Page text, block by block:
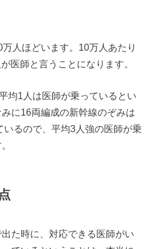
人ほどいます。10万人あたり
医師と言うことになります。
均1人は医師が乗っているとい
に16両編成の新幹線のぞみは
いるので、平均3人強の医師が乗
た時に、対応できる医師がい